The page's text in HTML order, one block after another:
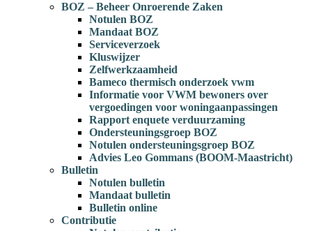
BOZ – Beheer Onroerende Zaken
Notulen BOZ
Mandaat BOZ
Serviceverzoek
Kluswijzer
Zelfwerkzaamheid
Bameco thermisch onderzoek vwm
Informatie voor VWM bewoners over
vergoedingen voor woningaanpassingen
Rapport enquete verduurzaming
Ondersteuningsgroep BOZ
Notulen ondersteuningsgroep BOZ
Advies Leo Gommans (BOOM-Maastricht)
Bulletin
Notulen bulletin
Mandaat bulletin
Bulletin online
Contributie